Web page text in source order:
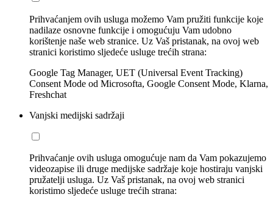
Prihvaćanjem ovih usluga možemo Vam pružiti funkcije koje
nadilaze osnovne funkcije i omogućuju Vam udobno
korištenje naše web stranice. Uz Vaš pristanak, na ovoj web
stranici koristimo sljedeće usluge trećih strana:
Google Tag Manager, UET (Universal Event Tracking)
Consent Mode od Microsofta, Google Consent Mode, Klarna,
Freshchat
Vanjski medijski sadržaji
Prihvaćanje ovih usluga omogućuje nam da Vam pokazujemo
videozapise ili druge medijske sadržaje koje hostiraju vanjski
pružatelji usluga. Uz Vaš pristanak, na ovoj web stranici
koristimo sljedeće usluge trećih strana: